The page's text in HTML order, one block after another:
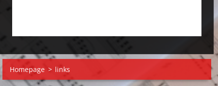
Homepage > links